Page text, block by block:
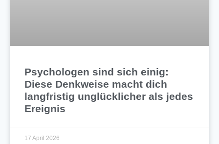
Psychologen sind sich einig:
Diese Denkweise macht dich
langfristig unglücklicher als jedes
Ereignis
17 April 2026